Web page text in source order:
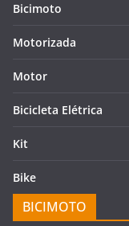
Bicimoto
Motorizada
Motor
Bicicleta Elétrica
Kit
Bike
BICIMOTO